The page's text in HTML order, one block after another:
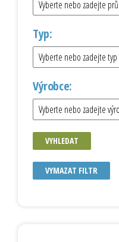
Typ:
Výrobce:
VYHLEDAT
VYMAZAT FILTR